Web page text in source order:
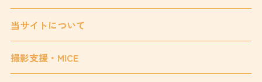
当サイトについて
撮影支援・MICE